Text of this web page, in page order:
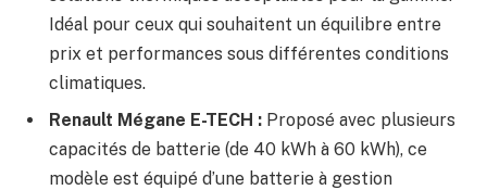
Idéal pour ceux qui souhaitent un équilibre entre
prix et performances sous différentes conditions
climatiques.
Renault Mégane E-TECH : Proposé avec plusieurs
capacités de batterie (de 40 kWh à 60 kWh), ce
modèle est équipé d’une batterie à gestion